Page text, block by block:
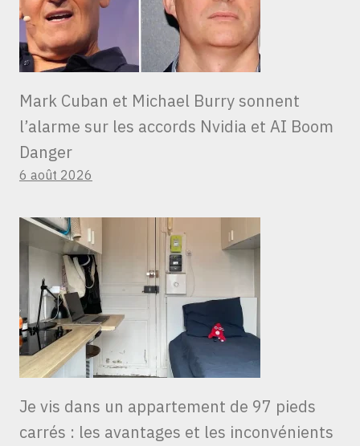
Mark Cuban et Michael Burry sonnent
l’alarme sur les accords Nvidia et AI Boom
Danger
6 août 2026
Je vis dans un appartement de 97 pieds
carrés : les avantages et les inconvénients